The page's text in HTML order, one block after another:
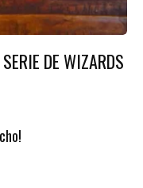
DE WIZARDS